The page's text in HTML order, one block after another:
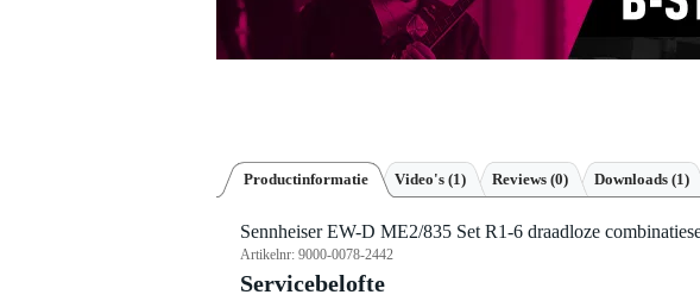
Productinformatie Video's (1) Reviews (0) Downloads (1)
Sennheiser EW-D ME2/835 Set R1-6 draadloze
Artikelnr: 9000-0078-2442
Servicebelofte